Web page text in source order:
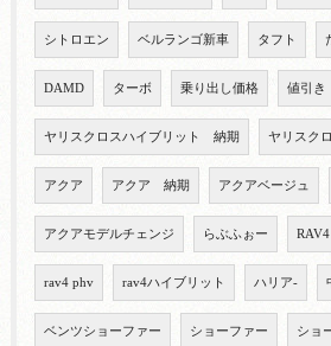
シトロエン ベルランゴ新車 タフト
DAMD ターボ 乗り出し価格 値引き
ヤリスクロスハイブリット 納期 ヤリスク
アクア アクア 納期 アクアベージュ
アクアモデルチェンジ らぶふぉー RAV4
rav4 phv rav4ハイブリット ハリア-
ベンツショーファー ショーファー ショ